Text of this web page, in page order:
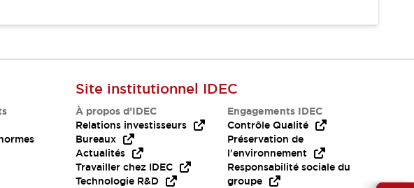
Site institutionnel IDEC
À propos d’IDEC
Relations investisseurs
Bureaux
Actualités
Travailler chez IDEC
Technologie R&D
Engagements IDEC
Contrôle Qualité
Préservation de
l'environnement
Responsabilité sociale du
groupe